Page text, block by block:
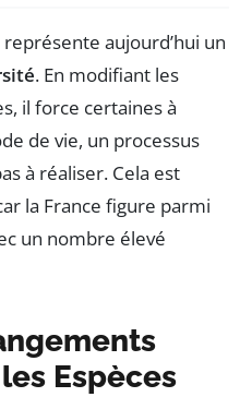
représente aujourd’hui un
. En modifiant les
il force certaines à
de vie, un processus
à réaliser. Cela est
la France figure parmi
un nombre élevé
Espèces